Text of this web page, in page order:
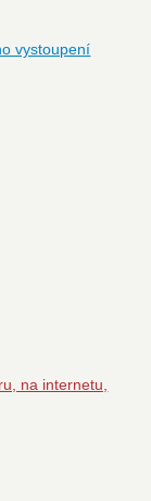
vystoupení
na internetu,